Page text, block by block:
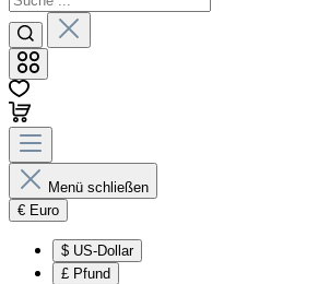
Menü schließen
€ Euro
$ US-Dollar
£ Pfund